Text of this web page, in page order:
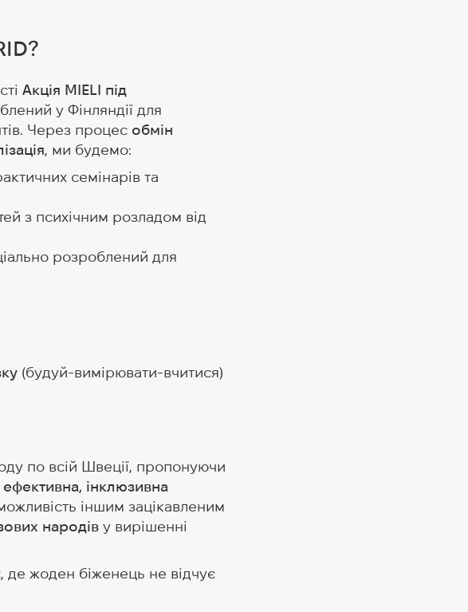
Акція MIELI під
у Фінляндії для
Через процес обмін
, ми будемо:
семінарів та
з психічним розладом від
розроблений для
(будуй-вимірювати-вчитися)
по всій Швеції, пропонуючи
ефективна, інклюзивна
іншим зацікавленим
народів у вирішенні
жоден біженець не відчує